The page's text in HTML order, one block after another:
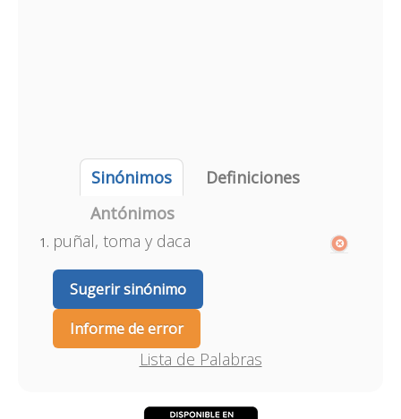
Sinónimos
Definiciones
Antónimos
puñal, toma y daca
Sugerir sinónimo
Informe de error
Lista de Palabras